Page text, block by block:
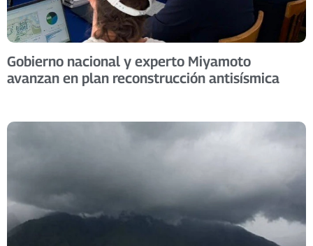
Gobierno nacional y experto Miyamoto
avanzan en plan reconstrucción antisísmica